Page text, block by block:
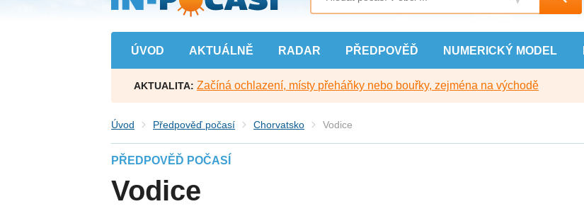
ÚVOD AKTUÁLNĚ RADAR PŘEDPOVĚĎ NUMERICKÝ MODEL
AKTUALITA: Začíná ochlazení, místy přeháňky nebo bouřky, zejména na východě
Úvod Předpověď počasí Chorvatsko Vodice
PŘEDPOVĚĎ POČASÍ
Vodice